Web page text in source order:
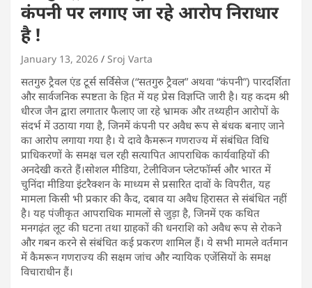
कंपनी पर लगाए जा रहे आरोप निराधार
है !
January 13, 2026 Sroj Varta
सतगुरु ट्रैवल एंड टूर्स सर्विसेज (“सतगुरु ट्रैवल” अथवा “कंपनी”) पारदर्शिता
और सार्वजनिक स्पष्टता के हित में यह प्रेस विज्ञप्ति जारी है। यह कदम श्री
धीरज जैन द्वारा लगातार फैलाए जा रहे भ्रामक और तथ्यहीन आरोपों के
संदर्भ में उठाया गया है, जिनमें कंपनी पर अवैध रूप से बंधक बनाए जाने
का आरोप लगाया गया है। ये दावे कैमरून गणराज्य में संबंधित विधि
प्राधिकरणों के समक्ष चल रही सत्यापित आपराधिक कार्यवाहियों की
अनदेखी करते हैं।सोशल मीडिया, टेलीविजन प्लेटफॉर्म्स और भारत में
चुनिंदा मीडिया इंटरैक्शन के माध्यम से प्रसारित दावों के विपरीत, यह
मामला किसी भी प्रकार की कैद, दबाव या अवैध हिरासत से संबंधित नहीं
है। यह पंजीकृत आपराधिक मामलों से जुड़ा है, जिनमें एक कथित
मनगढ़ंत लूट की घटना तथा ग्राहकों की धनराशि को अवैध रूप से रोकने
और गबन करने से संबंधित कई प्रकरण शामिल हैं। ये सभी मामले वर्तमान
में कैमरून गणराज्य की सक्षम जांच और न्यायिक एजेंसियों के समक्ष
विचाराधीन हैं।